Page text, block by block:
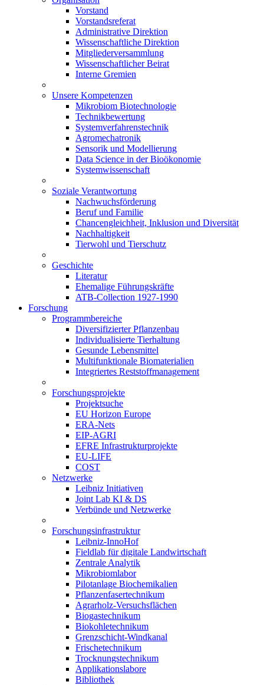
Vorstand
Vorstandsreferat
Administrative Direktion
Wissenschaftliche Direktion
Mitgliederversammlung
Wissenschaftlicher Beirat
Interne Gremien
Unsere Kompetenzen
Mikrobiom Biotechnologie
Technikbewertung
Systemverfahrenstechnik
Agromechatronik
Sensorik und Modellierung
Data Science in der Bioökonomie
Systemwissenschaft
Soziale Verantwortung
Nachwuchsförderung
Beruf und Familie
Chancengleichheit, Inklusion und Diversität
Nachhaltigkeit
Tierwohl und Tierschutz
Geschichte
Literatur
Ehemalige Führungskräfte
ATB-Collection 1927-1990
Forschung
Programmbereiche
Diversifizierter Pflanzenbau
Individualisierte Tierhaltung
Gesunde Lebensmittel
Multifunktionale Biomaterialien
Integriertes Reststoffmanagement
Forschungsprojekte
Projektsuche
EU Horizon Europe
ERA-Nets
EIP-AGRI
EFRE Infrastrukturprojekte
EU-LIFE
COST
Netzwerke
Leibniz Initiativen
Joint Lab KI & DS
Verbünde und Netzwerke
Forschungsinfrastruktur
Leibniz-InnoHof
Fieldlab für digitale Landwirtschaft
Zentrale Analytik
Mikrobiomlabor
Pilotanlage Biochemikalien
Pflanzenfasertechnikum
Agrarholz-Versuchsflächen
Biogastechnikum
Biokohletechnikum
Grenzschicht-Windkanal
Frischetechnikum
Trocknungstechnikum
Applikationslabore
Bibliothek